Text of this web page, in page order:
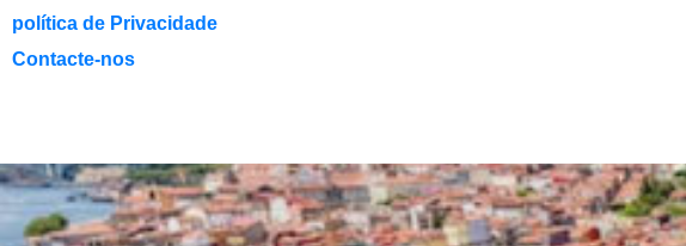
política de Privacidade
Contacte-nos